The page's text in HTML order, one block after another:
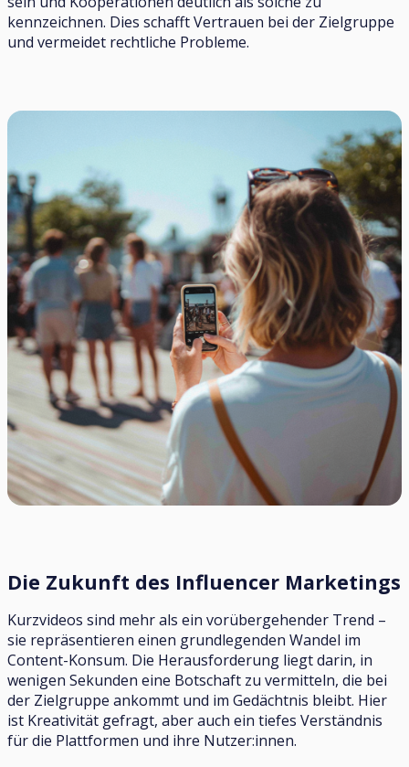
kennzeichnen. Dies schafft Vertrauen bei der Zielgruppe
und vermeidet rechtliche Probleme.
Die Zukunft des Influencer Marketings
Kurzvideos sind mehr als ein vorübergehender Trend –
sie repräsentieren einen grundlegenden Wandel im
Content-Konsum. Die Herausforderung liegt darin, in
wenigen Sekunden eine Botschaft zu vermitteln, die bei
der Zielgruppe ankommt und im Gedächtnis bleibt. Hier
ist Kreativität gefragt, aber auch ein tiefes Verständnis
für die Plattformen und ihre Nutzer:innen.